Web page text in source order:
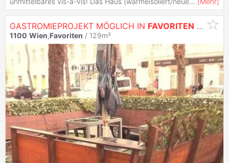
GASTROMIEPROJEKT MÖGLICH IN FAVORITEN
1100 Wien,Favoriten / 129m²